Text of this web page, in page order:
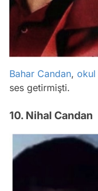
Bahar Candan, okul
ses getirmişti.
10. Nihal Candan